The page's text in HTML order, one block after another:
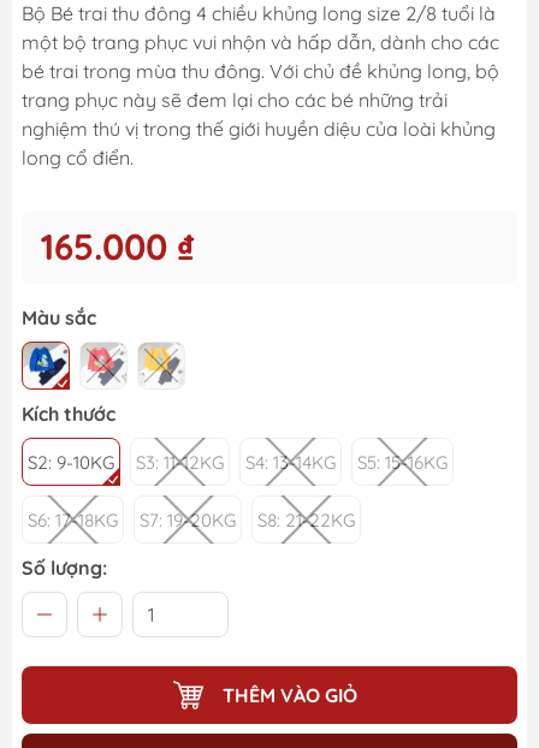
Bộ Bé trai thu đông 4 chiều khủng long size 2/8 tuổi là
một bộ trang phục vui nhộn và hấp dẫn, dành cho các
bé trai trong mùa thu đông. Với chủ đề khủng long, bộ
trang phục này sẽ đem lại cho các bé những trải
nghiệm thú vị trong thế giới huyền diệu của loài khủng
long cổ điển.
165.000 ₫
Màu sắc
Kích thước
S2: 9-10KG S3: 11-12KG S4: 13-14KG S5: 15-16KG
S6: 17-18KG S7: 19-20KG S8: 21-22KG
Số lượng:
THÊM VÀO GIỎ